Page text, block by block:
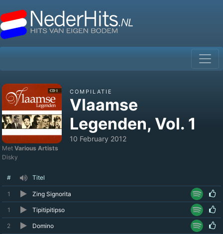
COMPILATIE
Vlaamse
Legenden, Vol. 1
10 February 2012
Met Various Artists
Disky
# Titel
1 Zing Signorita
1 Tipitipitipso
2 Domino